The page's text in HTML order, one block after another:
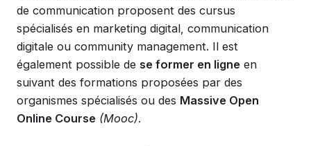
de communication proposent des cursus
spécialisés en marketing digital, communication
digitale ou community management. Il est
également possible de se former en ligne en
suivant des formations proposées par des
organismes spécialisés ou des Massive Open
Online Course (Mooc).